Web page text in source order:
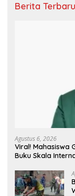
Berita Terbaru
Agustus 6, 2026
Viral! Mahasiswa
Buku Skala